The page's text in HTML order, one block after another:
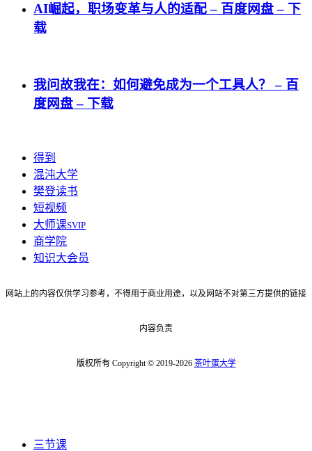
AI崛起，职场变革与人的适配 – 百度网盘 – 下
载
我问故我在：如何避免成为一个工具人？ – 百
度网盘 – 下载
得到
混沌大学
樊登读书
短视频
大师课SVIP
商学院
知识大会员
网站上的内容仅供学习参考，不得用于商业用途，以及网站不对第三方提供的链接
内容负责
版权所有 Copyright © 2019-2026 茶叶蛋大学
三节课